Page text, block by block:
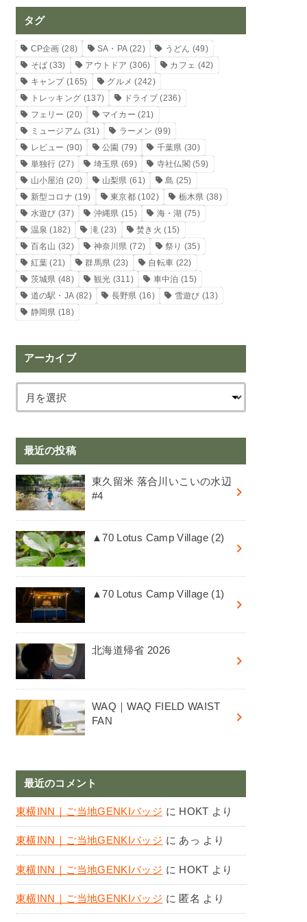
タグ
CP企画 (28) SA・PA(22) うどん (49)
そば (33) アウトドア (306) カフェ (42)
キャンプ(165) グルメ (242)
トレッキング (137) ドライブ (236)
フェリー (20) マイカー (21)
ミュージアム (31) ラーメン (99)
レビュー (90) 公園 (79) 千葉県 (30)
単独行 (27) 埼玉県 (69) 寺社仏閣 (59)
山小屋泊 (20) 山梨県 (61) 島 (25)
新型コロナ (19) 東京都 (102) 栃木県 (38)
水遊び (37) 沖縄県 (15) 海・湖 (75)
温泉 (182) 滝 (23) 焚き火 (15)
百名山 (32) 神奈川県 (72) 祭り (35)
紅葉 (21) 群馬県 (23) 自転車 (22)
茨城県 (48) 観光 (311) 車中泊 (15)
道の駅・JA(82) 長野県 (16) 雪遊び (13)
静岡県 (18)
アーカイブ
最近の投稿
東久留米 落合川いこいの水辺
#4
▲70 Lotus Camp Village (2)
▲70 Lotus Camp Village (1)
北海道帰省 2026
WAQ｜WAQ FIELD WAIST
FAN
最近のコメント
東横INN｜ご当地GENKIバッジ に HOKT より
東横INN｜ご当地GENKIバッジ に あっ より
東横INN｜ご当地GENKIバッジ に HOKT より
東横INN｜ご当地GENKIバッジ に 匿名 より